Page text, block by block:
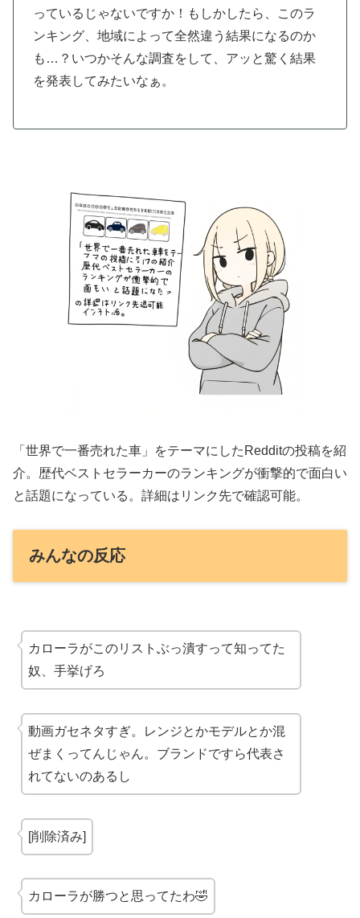
っているじゃないですか！もしかしたら、このラ
ンキング、地域によって全然違う結果になるのか
も…？いつかそんな調査をして、アッと驚く結果
を発表してみたいなぁ。
「世界で一番売れた車」をテーマにしたRedditの投稿を紹
介。歴代ベストセラーカーのランキングが衝撃的で面白い
と話題になっている。詳細はリンク先で確認可能。
みんなの反応
カローラがこのリストぶっ潰すって知ってた
奴、 手挙げろ
動画ガセネタすぎ。レンジとかモデルとか混
ぜまくってんじゃん。ブランドですら代表さ
れてないのあるし
[削除済み]
カローラが勝つと思ってたわ🤣